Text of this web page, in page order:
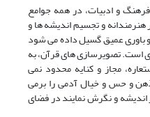
و ادبیات، در همه جوامع
هنرمندانه و تجسیم اندیشه ها و
عمیق گسیل داده می شود
است. تصویرسازی های قرآن، به
مجاز و کنایه محدود نمی
و حس و خیال آدمی را برمی
اندیشه و نگرش نمایند در فضای